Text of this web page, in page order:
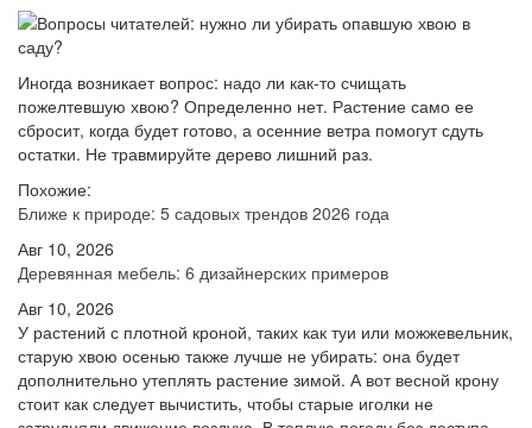
Иногда возникает вопрос: надо ли как-то счищать
пожелтевшую хвою? Определенно нет. Растение само ее
сбросит, когда будет готово, а осенние ветра помогут сдуть
остатки. Не травмируйте дерево лишний раз.
Похожие:
Ближе к природе: 5 садовых трендов 2026 года
Авг 10, 2026
Деревянная мебель: 6 дизайнерских примеров
Авг 10, 2026
У растений с плотной кроной, таких как туи или можжевельник,
старую хвою осенью также лучше не убирать: она будет
дополнительно утеплять растение зимой. А вот весной крону
стоит как следует вычистить, чтобы старые иголки не